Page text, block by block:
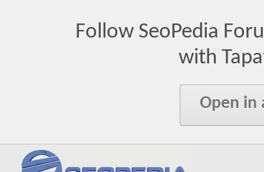
Follow SeoPedia
with
Open in